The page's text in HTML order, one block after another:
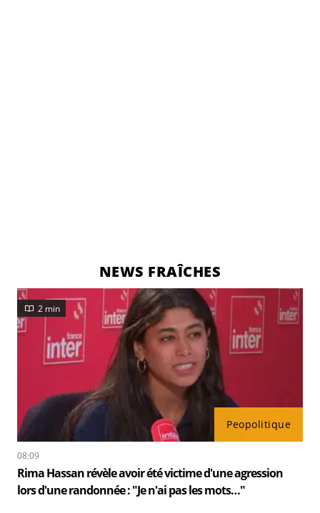
NEWS FRAÎCHES
Peopolitique
2 min
08:09
Rima Hassan révèle avoir été victime d'une agression
lors d'une randonnée : "Je n'ai pas les mots…"